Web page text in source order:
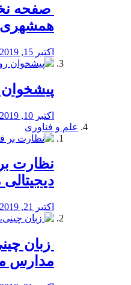
صفحه
همشهری
اکتبر 15, 2019
اکتبر 10, 2019
علم و فناوری
نظارت
اکتبر 21, 2019
زبان
مدارس